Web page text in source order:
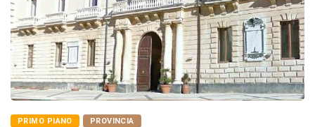
PRIMO PIANO PROVINCIA